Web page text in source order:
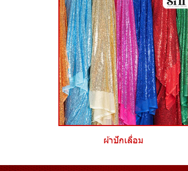
ผ้าปักเลื่อม